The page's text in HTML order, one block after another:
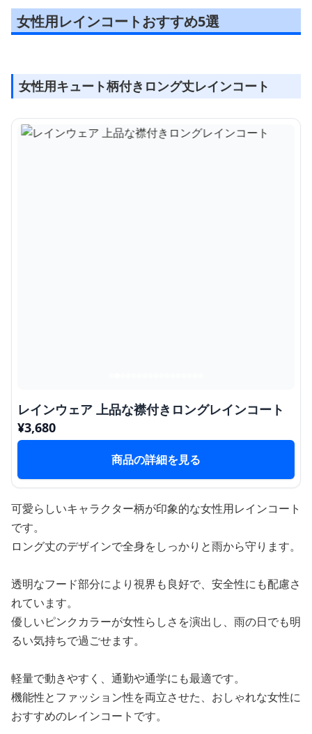
女性用レインコートおすすめ5選
女性用キュート柄付きロング丈レインコート
レインウェア 上品な襟付きロングレインコート
¥3,680
商品の詳細を見る
可愛らしいキャラクター柄が印象的な女性用レインコート
です。
ロング丈のデザインで全身をしっかりと雨から守ります。
透明なフード部分により視界も良好で、安全性にも配慮さ
れています。
優しいピンクカラーが女性らしさを演出し、雨の日でも明
るい気持ちで過ごせます。
軽量で動きやすく、通勤や通学にも最適です。
機能性とファッション性を両立させた、おしゃれな女性に
おすすめのレインコートです。